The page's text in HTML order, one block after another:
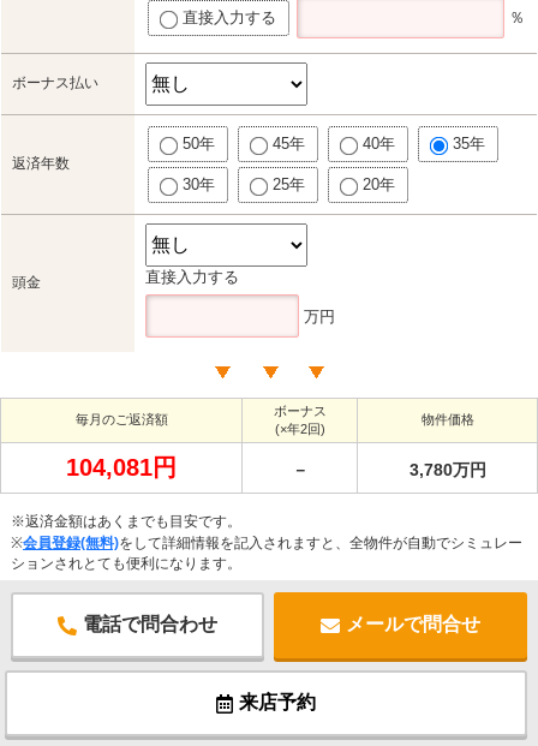
直接入力する ％
ボーナス払い
返済年数
50年 45年 40年 35年
30年 25年 20年
頭金 直接入力する
万円
毎月のご返済額
ボーナス
(×年2回)
物件価格
104,081円 － 3,780万円
※返済金額はあくまでも目安です。
※会員登録(無料)をして詳細情報を記入されますと、全物件が自動でシミュレー
ションされとても便利になります。
電話で問合わせ メールで問合せ
来店予約